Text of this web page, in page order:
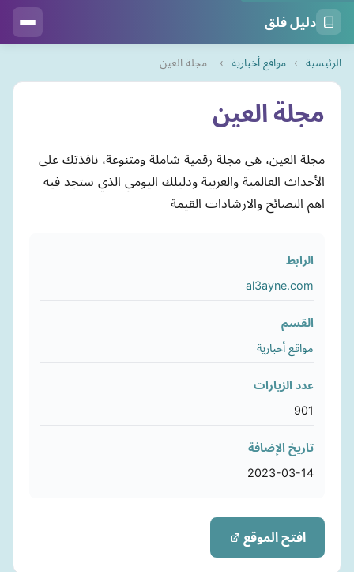
دليل فلق
الرئيسية › مواقع أخبارية › مجلة العين
مجلة العين
مجلة العين، هي مجلة رقمية شاملة ومتنوعة، نافذتك على
الأحداث العالمية والعربية ودليلك اليومي الذي ستجد فيه
اهم النصائح والارشادات القيمة
الرابط
al3ayne.com
القسم
مواقع أخبارية
عدد الزيارات
901
تاريخ الإضافة
2023-03-14
افتح الموقع